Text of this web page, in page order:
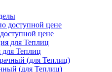
цене
для Теплиц
(для Теплиц)